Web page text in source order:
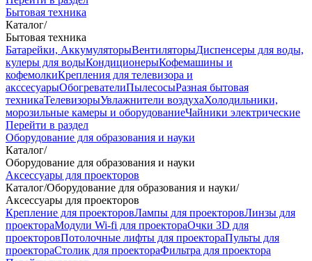
Бытовая техника
Каталог/
Бытовая техника
Батарейки, АккумуляторыВентиляторыДиспенсеры для воды,
кулеры для водыКондиционерыКофемашины и
кофемолкиКрепления для телевизора и
акссесуарыОбогревателиПылесосыРазная бытовая
техникаТелевизорыУвлажнители воздухаХолодильники,
морозильные камеры и оборудованиеЧайники электрические
Перейти в раздел
Оборудование для образования и науки
Каталог/
Оборудование для образования и науки
Аксессуары для проекторов
Каталог/Оборудование для образования и науки/
Аксессуары для проекторов
Крепление для проекторовЛампы для проекторовЛинзы для
проектораМодули Wi-fi для проектораОчки 3D для
проекторовПотолочные лифты для проектораПульты для
проектораСтолик для проектораФильтра для проектора